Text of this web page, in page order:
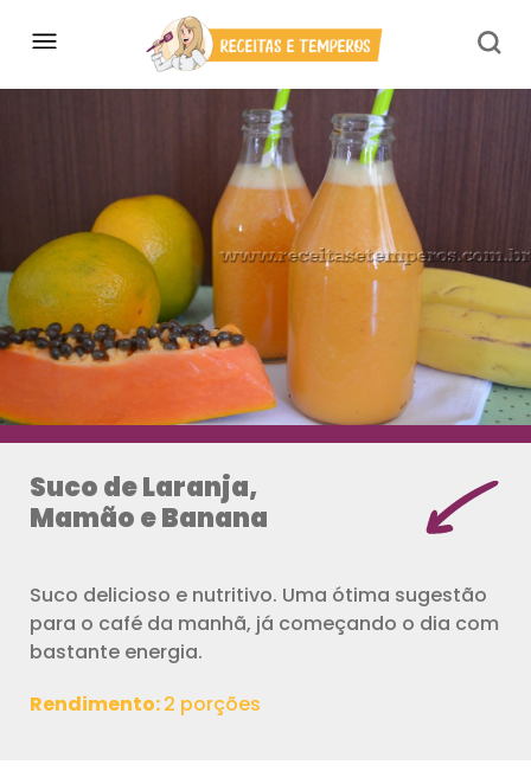
Suco de Laranja,
Mamão e Banana
Suco delicioso e nutritivo. Uma ótima sugestão
para o café da manhã, já começando o dia com
bastante energia.
Rendimento:2 porções